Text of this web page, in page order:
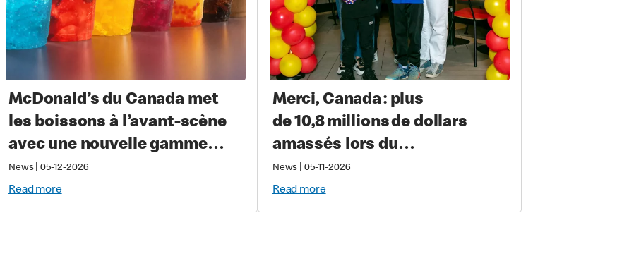
McDonald’s du Canada met
les boissons à l’avant-scène
avec une nouvelle gamme
permanente de boissons
froides
News| 05-12-2026
Read more
Merci, Canada : plus
de 10,8 millions de dollars
amassés lors du
Grand McDon pour soutenir
les familles qui ont un enfant
gravement malade ou blessé
News 05-11-2026
Read more